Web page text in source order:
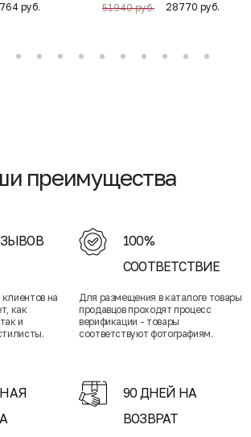
руб. 51940 руб. 28770 руб.
преимущества
на
как
и
100%
СООТВЕТСТВИЕ
Для размещения в каталоге товары
продавцов проходят процесс
верификации - товары
соответствуют фотографиям.
90 ДНЕЙ НА
ВОЗВРАТ